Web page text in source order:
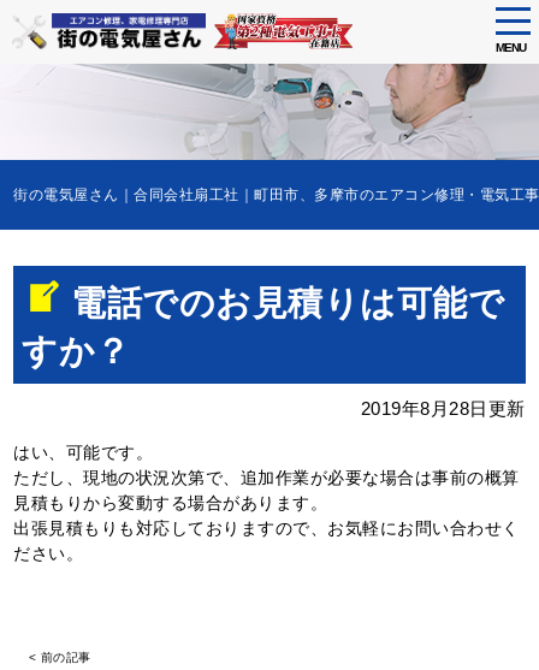
MENU
街の電気屋さん｜合同会社扇工社｜町田市、多摩市のエアコン修理・電気
電話でのお見積りは可能で
すか？
2019年8月28日更新
はい、可能です。
ただし、現地の状況次第で、追加作業が必要な場合は事前の概算
見積もりから変動する場合があります。
出張見積もりも対応しておりますので、お気軽にお問い合わせく
ださい。
< 前の記事